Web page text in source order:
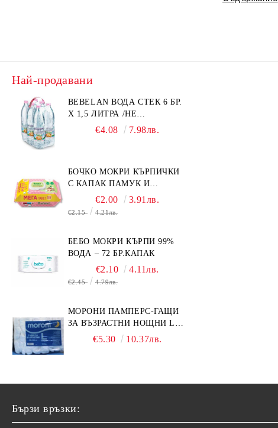
Най-продавани
BEBELAN ВОДА СТЕК 6 БР.
Х 1,5 ЛИТРА /НЕ
ИЗПРАЩАМЕ С КУРИЕР/
€4.08 7.98лв.
БОЧКО МОКРИ КЪРПИЧКИ
С КАПАК ПАМУК И
СМРАДЛИКА 120БР.
€2.00 3.91лв.
€2.15 4.21лв.
БЕБО МОКРИ КЪРПИ 99%
ВОДА – 72 БР.КАПАК
€2.10 4.11лв.
€2.45 4.79лв.
МОРОНИ ПАМПЕРС-ГАЩИ
ЗА ВЪЗРАСТНИ НОЩНИ L
НОЩНИ X 10БР.
€5.30 10.37лв.
Бързи връзки: